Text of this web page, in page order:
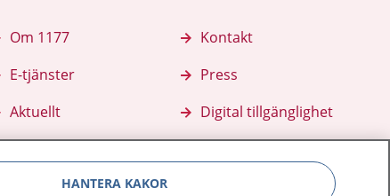
Om 1177
E-tjänster
Aktuellt
Kontakt
Press
Digital tillgänglighet
HANTERA KAKOR